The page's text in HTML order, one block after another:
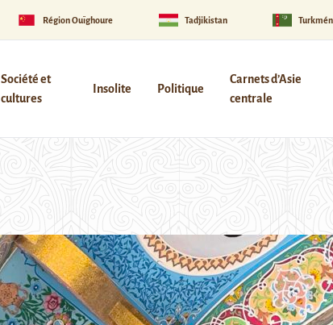
Région Ouïghoure Tadjikistan
Société et
cultures
Insolite Politique
Carnets d’Asie
centrale